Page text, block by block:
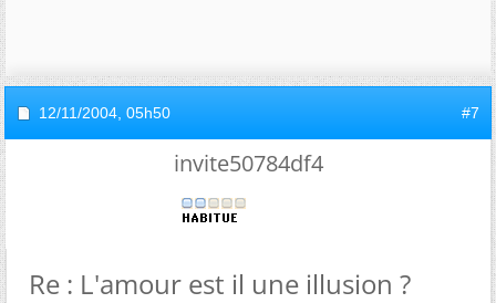
12/11/2004, 05h50 #7
invite50784df4
Re : L'amour est il une illusion ?